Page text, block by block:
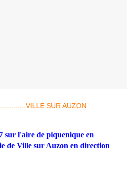
sur l'aire de piquenique en
de Ville sur Auzon en direction